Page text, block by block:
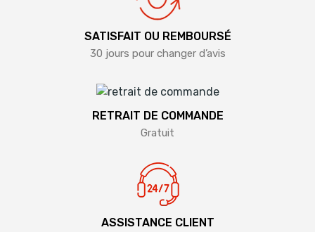
SATISFAIT OU REMBOURSÉ
30 jours pour changer d’avis
RETRAIT DE COMMANDE
Gratuit
ASSISTANCE CLIENT